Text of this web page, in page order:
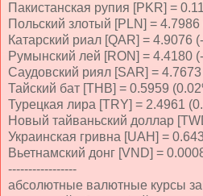
Пакистанская рупия [PKR] =
Польский злотый [PLN] = 4.7986
Катарский риал [QAR] = 4.9076
Румынский лей [RON] = 4.4180
Саудовский риял [SAR] =
Тайский бат [THB] = 0.5959
Турецкая лира [TRY] = 2.4961
Новый тайваньский доллар
Украинская гривна [UAH] =
Вьетнамский донг [VND] =
-----------------
абсолютные валютные курсы